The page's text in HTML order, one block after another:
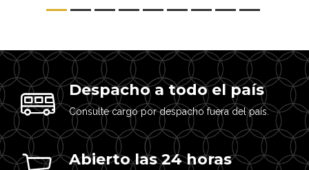
Despacho a todo el país
Consulte cargo por despacho fuera del país.
Abierto las 24 horas